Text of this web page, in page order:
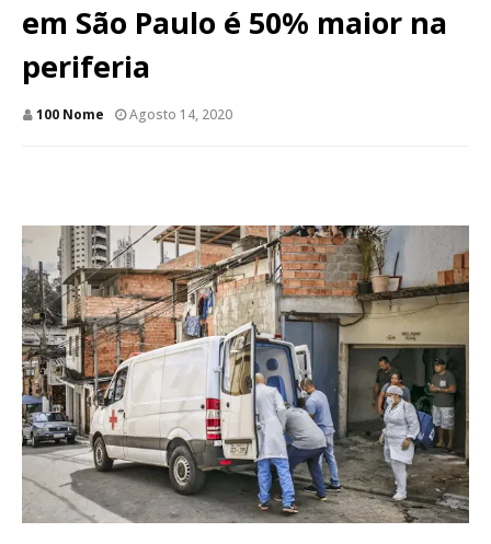
em São Paulo é 50% maior na
periferia
100 Nome Agosto 14, 2020